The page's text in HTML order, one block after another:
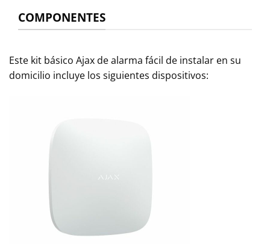
COMPONENTES
Este kit básico Ajax de alarma fácil de instalar en su
domicilio incluye los siguientes dispositivos: